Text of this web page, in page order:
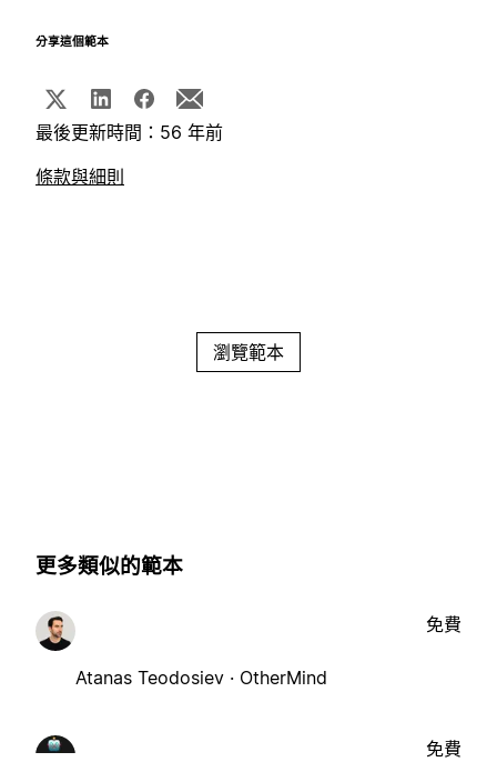
分享這個範本
最後更新時間：56 年前
條款與細則
瀏覽範本
更多類似的範本
Atanas Teodosiev · OtherMind
免費
免費